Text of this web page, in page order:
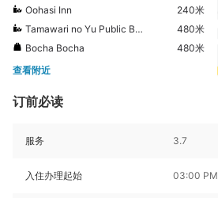
Oohasi Inn
240米
Tamawari no Yu Public Bath
480米
Bocha Bocha
480米
查看附近
订前必读
服务 3.7
入住办理起始 03:00 PM